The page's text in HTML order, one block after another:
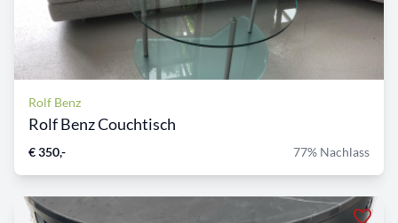
Rolf Benz
Rolf Benz Couchtisch
€ 350,- 77% Nachlass